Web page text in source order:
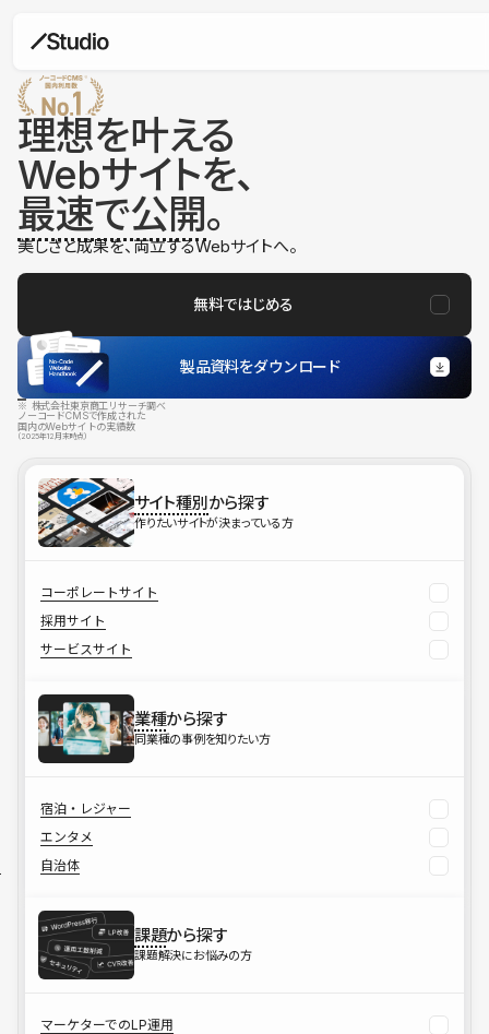
理想を叶える
Webサイトを、
最速で公開。
美しさと成果を、両立するWebサイトへ。
無料ではじめる
製品資料をダウンロード
※ 株式会社東京商工リサーチ調べ
ノーコードCMSで作成された
国内のWebサイトの実績数
（2025年12月末時点）
サイト種別から探す
作りたいサイトが決まっている方
コーポレートサイト
採用サイト
サービスサイト
業種から探す
同業種の事例を知りたい方
宿泊・レジャー
エンタメ
自治体
課題から探す
課題解決にお悩みの方
マーケターでのLP運用